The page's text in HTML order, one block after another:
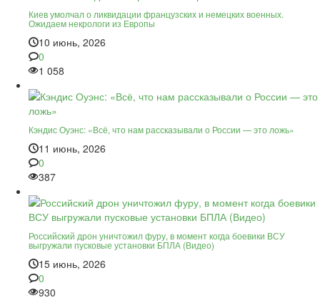
Киев умолчал о ликвидации французских и немецких военных.
Ожидаем некрологи из Европы
10 июнь, 2026
0
1 058
Кэндис Оуэнс: «Всё, что нам рассказывали о России — это ложь»
11 июнь, 2026
0
387
Российский дрон уничтожил фуру, в момент когда боевики ВСУ
выгружали пусковые установки БПЛА (Видео)
15 июнь, 2026
0
930